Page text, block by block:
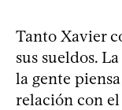
Tanto Xavier
sus sueldos.
la gente
relación con el